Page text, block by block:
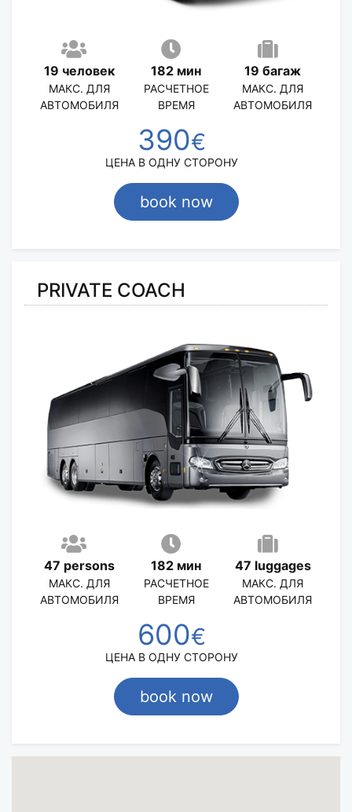
19 человек
МАКС. ДЛЯ
АВТОМОБИЛЯ
182 мин
РАСЧЕТНОЕ
ВРЕМЯ
19 багаж
МАКС. ДЛЯ
АВТОМОБИЛЯ
ЦЕНА В ОДНУ СТОРОНУ
390€
book now
PRIVATE COACH
47 persons
МАКС. ДЛЯ
АВТОМОБИЛЯ
182 мин
РАСЧЕТНОЕ
ВРЕМЯ
47 luggages
МАКС. ДЛЯ
АВТОМОБИЛЯ
ЦЕНА В ОДНУ СТОРОНУ
600€
book now